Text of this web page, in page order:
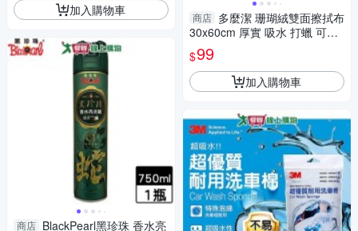
加入購物車
商店 BlackPearl黑珍珠 香水亮
商店 多麼潔 珊瑚絨雙面擦拭布
30x60cm 厚實 吸水 打蠟 可吊
掛 擦拭布 打蠟布 汽車 保養 美
容【愛買】
$99
加入購物車